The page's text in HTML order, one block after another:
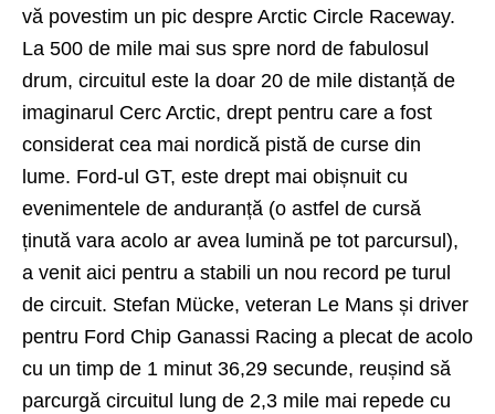
vă povestim un pic despre Arctic Circle Raceway.
La 500 de mile mai sus spre nord de fabulosul
drum, circuitul este la doar 20 de mile distanță de
imaginarul Cerc Arctic, drept pentru care a fost
considerat cea mai nordică pistă de curse din
lume. Ford-ul GT, este drept mai obișnuit cu
evenimentele de anduranță (o astfel de cursă
ținută vara acolo ar avea lumină pe tot parcursul),
a venit aici pentru a stabili un nou record pe turul
de circuit. Stefan Mücke, veteran Le Mans și driver
pentru Ford Chip Ganassi Racing a plecat de acolo
cu un timp de 1 minut 36,29 secunde, reușind să
parcurgă circuitul lung de 2,3 mile mai repede cu